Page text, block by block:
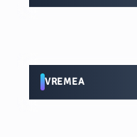
VREMEA